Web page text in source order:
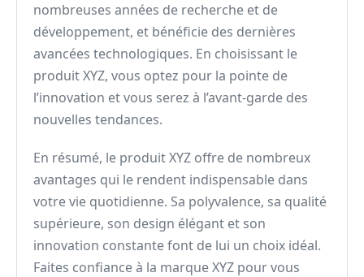
nombreuses années de recherche et de
développement, et bénéficie des dernières
avancées technologiques. En choisissant le
produit XYZ, vous optez pour la pointe de
l’innovation et vous serez à l’avant-garde des
nouvelles tendances.
En résumé, le produit XYZ offre de nombreux
avantages qui le rendent indispensable dans
votre vie quotidienne. Sa polyvalence, sa qualité
supérieure, son design élégant et son
innovation constante font de lui un choix idéal.
Faites confiance à la marque XYZ pour vous